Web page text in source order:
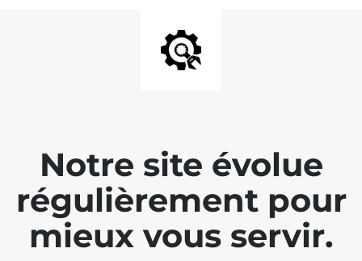
Notre site évolue
régulièrement pour
mieux vous servir.